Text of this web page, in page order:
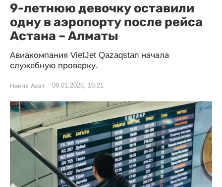
9-летнюю девочку оставили
одну в аэропорту после рейса
Астана – Алматы
Авиакомпания VietJet Qazaqstan начала
служебную проверку.
Наиля Ахат 09.01.2026, 16:21